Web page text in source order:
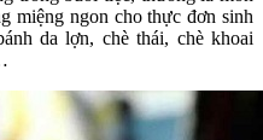
miệng ngon cho thực đơn sinh
da lợn, chè thái, chè khoai